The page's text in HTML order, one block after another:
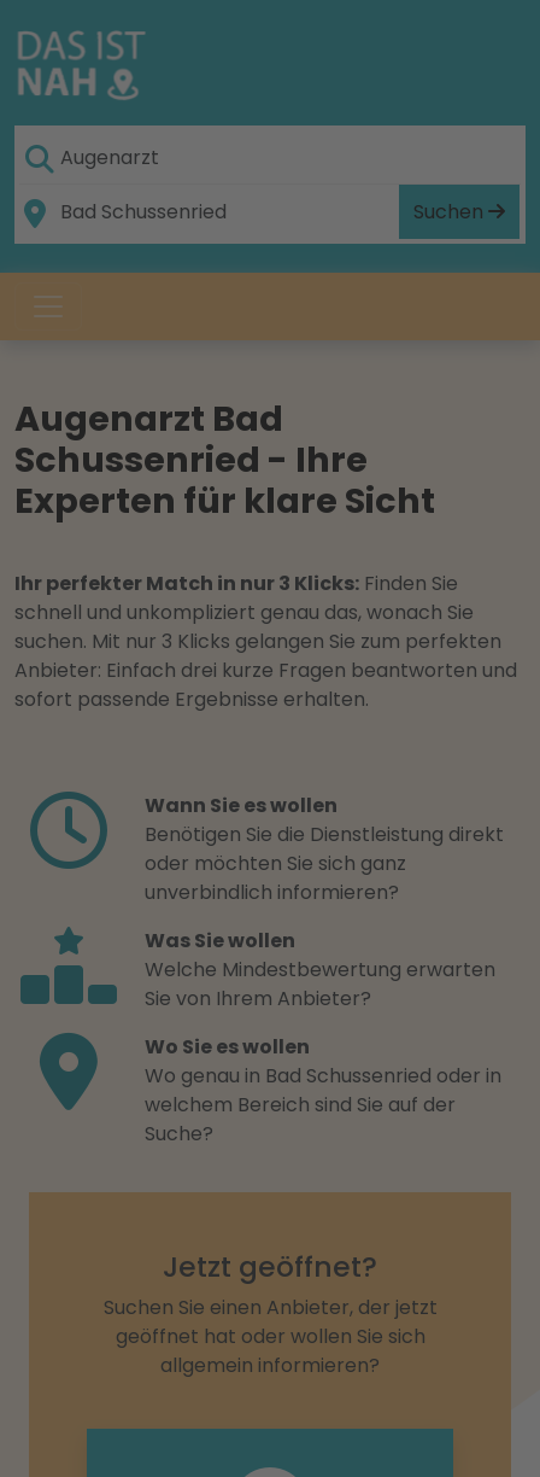
Suchen
Augenarzt Bad
Schussenried - Ihre
Experten für klare Sicht
Ihr perfekter Match in nur 3 Klicks: Finden Sie
schnell und unkompliziert genau das, wonach Sie
suchen. Mit nur 3 Klicks gelangen Sie zum perfekten
Anbieter: Einfach drei kurze Fragen beantworten und
sofort passende Ergebnisse erhalten.
Wann Sie es wollen
Benötigen Sie die Dienstleistung direkt
oder möchten Sie sich ganz
unverbindlich informieren?
Was Sie wollen
Welche Mindestbewertung erwarten
Sie von Ihrem Anbieter?
Wo Sie es wollen
Wo genau in Bad Schussenried oder in
welchem Bereich sind Sie auf der
Suche?
Jetzt geöffnet?
Suchen Sie einen Anbieter, der jetzt
geöffnet hat oder wollen Sie sich
allgemein informieren?